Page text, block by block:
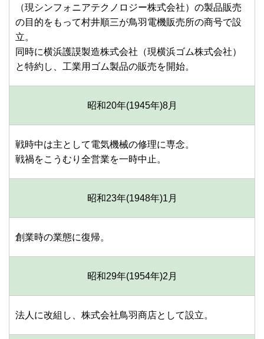
（現シンフォニアテクノロジー株式会社）の製品販売
の目的をもって村井順三が鳥羽電機販売所の商号で設
立。
同時に横浜護謨製造株式会社（現横浜ゴム株式会社）
と特約し、工業用ゴム製品の販売を開始。
昭和20年(1945年)8月
戦時中は主として電気機械の修理に専念。
戦禍をこうむり全営業を一時中止。
昭和23年(1948年)1月
創業時の業態に復帰。
昭和29年(1954年)2月
法人に改組し、株式会社鳥羽商店として設立。